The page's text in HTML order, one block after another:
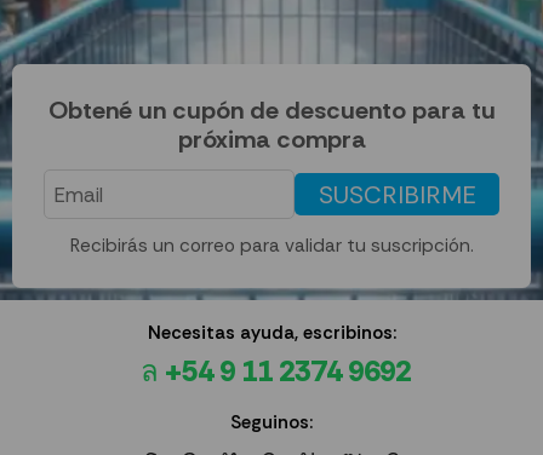
Obtené un cupón de descuento para tu
próxima compra
SUSCRIBIRME
Recibirás un correo para validar tu suscripción.
Necesitas ayuda, escribinos:
+54 9 11 2374 9692
Seguinos: